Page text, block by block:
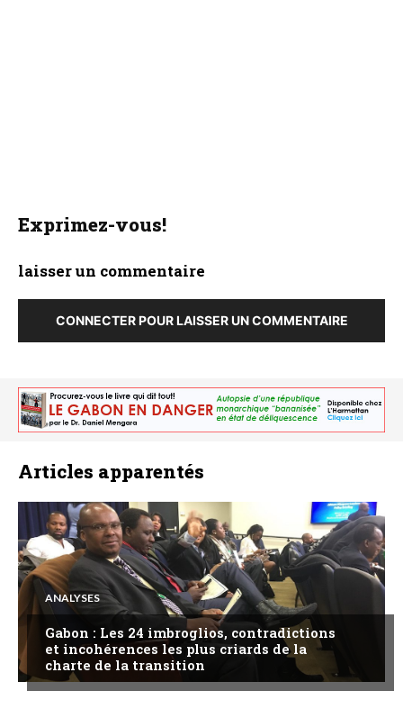
Exprimez-vous!
laisser un commentaire
CONNECTER POUR LAISSER UN COMMENTAIRE
Articles apparentés
ANALYSES
Gabon : Les 24 imbroglios, contradictions
et incohérences les plus criards de la
charte de la transition